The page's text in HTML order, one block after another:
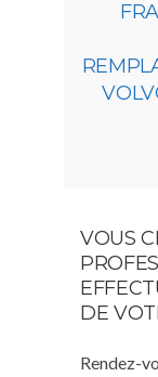
VOUS
DE
Rendez-